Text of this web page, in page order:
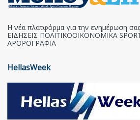
Η νέα πλατφόρμα για την ενημέρωση
ΕΙΔΗΣΕΙΣ ΠΟΛΙΤΙΚΟΟΙΚΟΝΟΜΙΚΑ
ΑΡΘΡΟΓΡΑΦΙΑ
HellasWeek